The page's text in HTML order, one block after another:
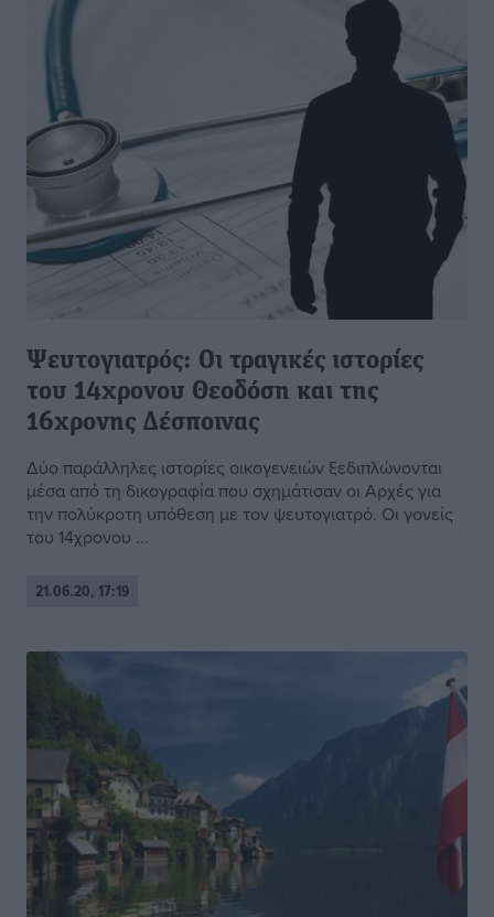
Ψευτογιατρός: Οι τραγικές ιστορίες
του 14χρονου Θεοδόση και της
16χρονης Δέσποινας
Δύο παράλληλες ιστορίες οικογενειών ξεδιπλώνονται
µέσα από τη δικογραφία που σχηµάτισαν οι Αρχές για
την πολύκροτη υπόθεση µε τον ψευτογιατρό. Οι γονείς
του 14χρονου ...
21.06.20, 17:19